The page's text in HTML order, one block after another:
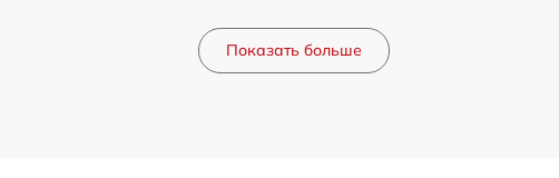
Показать больше